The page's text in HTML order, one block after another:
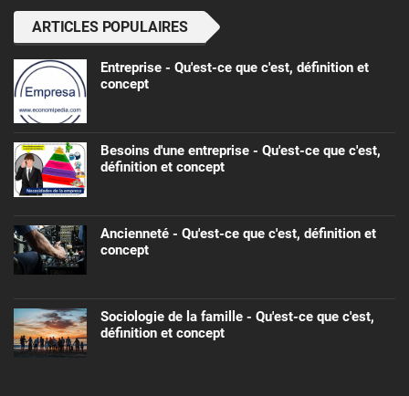
ARTICLES POPULAIRES
Entreprise - Qu'est-ce que c'est, définition et
concept
Besoins d'une entreprise - Qu'est-ce que c'est,
définition et concept
Ancienneté - Qu'est-ce que c'est, définition et
concept
Sociologie de la famille - Qu'est-ce que c'est,
définition et concept